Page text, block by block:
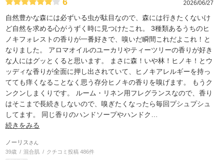
6 2026/06/27
自然豊かな森には必ずいる虫が駄目なので、森には行きたくないけ
ど自然を求める心がうずく時に見つけたこれ。 3種類あるうちのヒ
ノキフォレストの香りが一番好きで、嗅いだ瞬間これだよこれ！と
なりました。 アロマオイルのユーカリやティーツリーの香りが好き
な人にはグッとくると思います。 まさに森！いや林！ヒノキ！とウ
ッディな香りが全面に押し出されていて、ヒノキアレルギーを持っ
てても痒くなることなく思う存分ヒノキの香りを嗅げます。 もうク
ンクンしまくりです。 ルーム・リネン用フレグランスなので、香り
はそこまで長続きしないので、嗅ぎたくなったら毎回プシュプシュ
してます。 同じ香りのハンドソープやハンドク …
続きをみる
ノーリスさん
39歳 混合肌 クチコミ投稿 486件